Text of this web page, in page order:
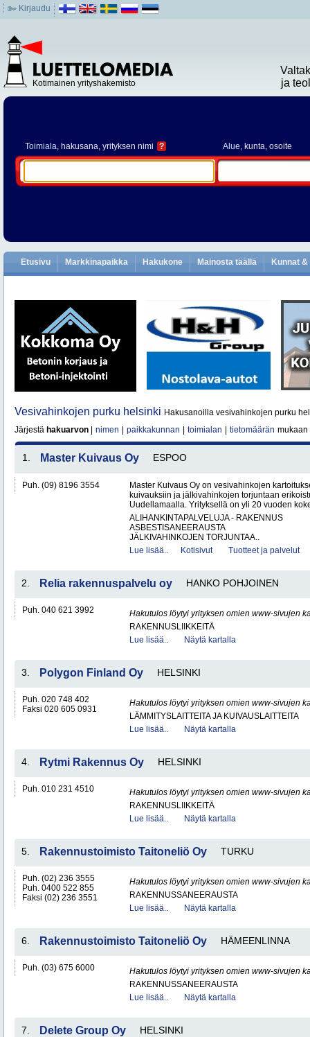
Kirjaudu
Kotimainen yrityshakemisto
ja
Toimiala, hakusana, yrityksen nimi ? Alue, kunta, osoite
Etusivu Markkinapaikka Hakukone Mainosta täällä Kunnat
Vesivahinkojen purku helsinki Hakusanoilla vesivahinkojen purku
Järjestä hakuarvon nimen paikkakunnan toimialan tietomäärän mukaan
1. Master Kuivaus Oy ESPOO
Puh. (09) 8196 3554
Master Kuivaus Oy on vesivahinkojen
kuivauksiin ja jälkivahinkojen torjuntaan
Uudellamaalla. Yrityksellä on yli 20 vuoden
ALIHANKINTAPALVELUJA - RAKENNUS
ASBESTISANEERAUSTA
JÄLKIVAHINKOJEN TORJUNTAA..
Lue lisää..
Kotisivut Tuotteet ja palvelut
2. Relia rakennuspalvelu oy HANKO POHJOINEN
Puh. 040 621 3992
Hakutulos löytyi yrityksen omien www-sivujen
RAKENNUSLIIKKEITÄ
Lue lisää..
Näytä kartalla
3. Polygon Finland Oy HELSINKI
Puh. 020 748 402
Faksi 020 605 0931
Hakutulos löytyi yrityksen omien www-sivujen
LÄMMITYSLAITTEITA JA KUIVAUSLAITTEITA
Lue lisää..
Näytä kartalla
4. Rytmi Rakennus Oy HELSINKI
Puh. 010 231 4510
Hakutulos löytyi yrityksen omien www-sivujen
RAKENNUSLIIKKEITÄ
Lue lisää..
Näytä kartalla
5. Rakennustoimisto Taitoneliö Oy TURKU
Puh. (02) 236 3555
Puh. 0400 522 855
Faksi (02) 236 3551
Hakutulos löytyi yrityksen omien www-sivujen
RAKENNUSSANEERAUSTA
Lue lisää..
Näytä kartalla
6. Rakennustoimisto Taitoneliö Oy HÄMEENLINNA
Puh. (03) 675 6000
Hakutulos löytyi yrityksen omien www-sivujen
RAKENNUSSANEERAUSTA
Lue lisää..
Näytä kartalla
7. Delete Group Oy HELSINKI